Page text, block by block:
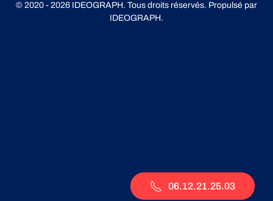
© 2020 - 2026 IDEOGRAPH. Tous droits réservés. Propulsé par
IDEOGRAPH.
06.12.21.25.03